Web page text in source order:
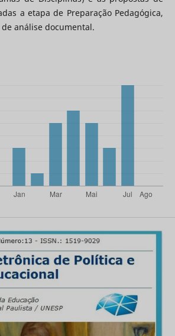
a etapa de Preparação Pedagógica,
análise documental.